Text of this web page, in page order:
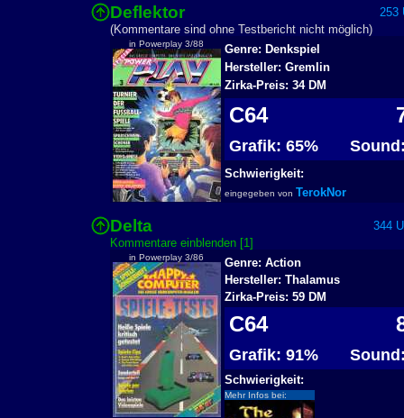
Deflektor
253
(Kommentare sind ohne Testbericht nicht möglich)
in Powerplay 3/88
Genre: Denkspiel
Hersteller: Gremlin
Zirka-Preis: 34 DM
C64
Grafik: 65%
Schwierigkeit:
eingegeben von TerokNor
Delta
344
Kommentare einblenden [1]
in Powerplay 3/86
Genre: Action
Hersteller: Thalamus
Zirka-Preis: 59 DM
C64
Grafik: 91%
Schwierigkeit:
Mehr Infos bei: